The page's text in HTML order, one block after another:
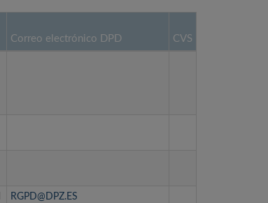
Correo electrónico DPD CVS
RGPD@DPZ.ES